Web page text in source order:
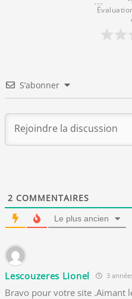
S’abonner
2 COMMENTAIRES
Le plus ancien
Lescouzeres Lionel 3
Bravo pour votre site .Aimant